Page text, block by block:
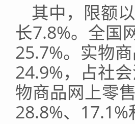
其中，限额
长7.8%。全国
25.7%。实物
24.9%，占社
物商品网上零
28.8%、17.1%